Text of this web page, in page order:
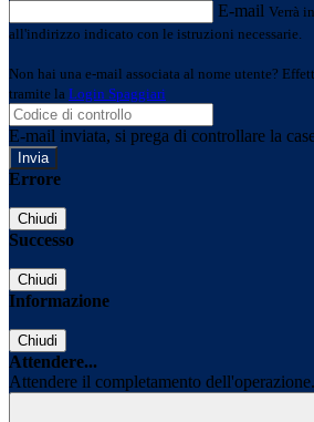
E-mail Verrà
all'indirizzo indicato con le istruzioni necessarie.
Non hai una e-mail associata al nome utente?
tramite la Login Spaggiari
E-mail inviata, si prega di controllare la
Errore
Chiudi
Successo
Chiudi
Informazione
Chiudi
Attendere...
Attendere il completamento